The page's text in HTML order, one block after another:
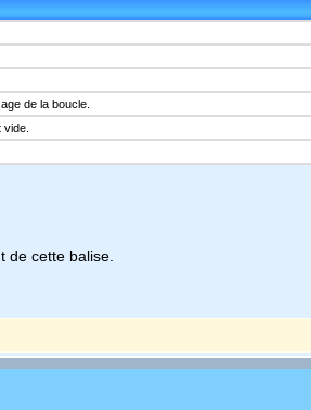
de la boucle.
de cette balise.